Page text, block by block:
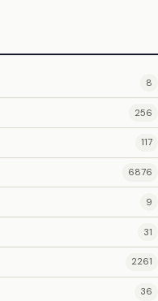
8
256
117
6876
9
31
2261
36